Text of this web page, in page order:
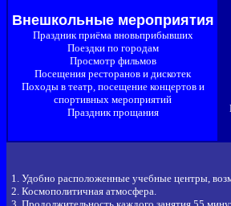
Внешкольные мероприятия
Праздник приёма вновьприбывших
Поездки по городам
Просмотр фильмов
Посещения ресторанов и дискотек
Походы в театр, посещение концертов и
спортивных мероприятий
Праздник прощания
1. Удобно расположенные учебные центры,
2. Космополитичная атмосфера.